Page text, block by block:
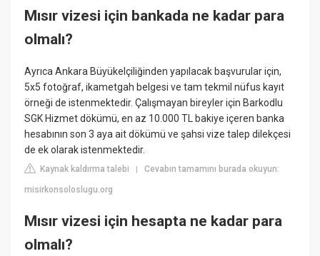
Mısır vizesi için bankada ne kadar para
olmalı?
Ayrıca Ankara Büyükelçiliğinden yapılacak başvurular için,
5x5 fotoğraf, ikametgah belgesi ve tam tekmil nüfus kayıt
örneği de istenmektedir. Çalışmayan bireyler için Barkodlu
SGK Hizmet dökümü, en az 10.000 TL bakiye içeren banka
hesabının son 3 aya ait dökümü ve şahsi vize talep dilekçesi
de ek olarak istenmektedir.
Kaynak kaldırma talebi |Cevabın tamamını burada okuyun:
misirkonsoloslugu.org
Mısır vizesi için hesapta ne kadar para
olmalı?